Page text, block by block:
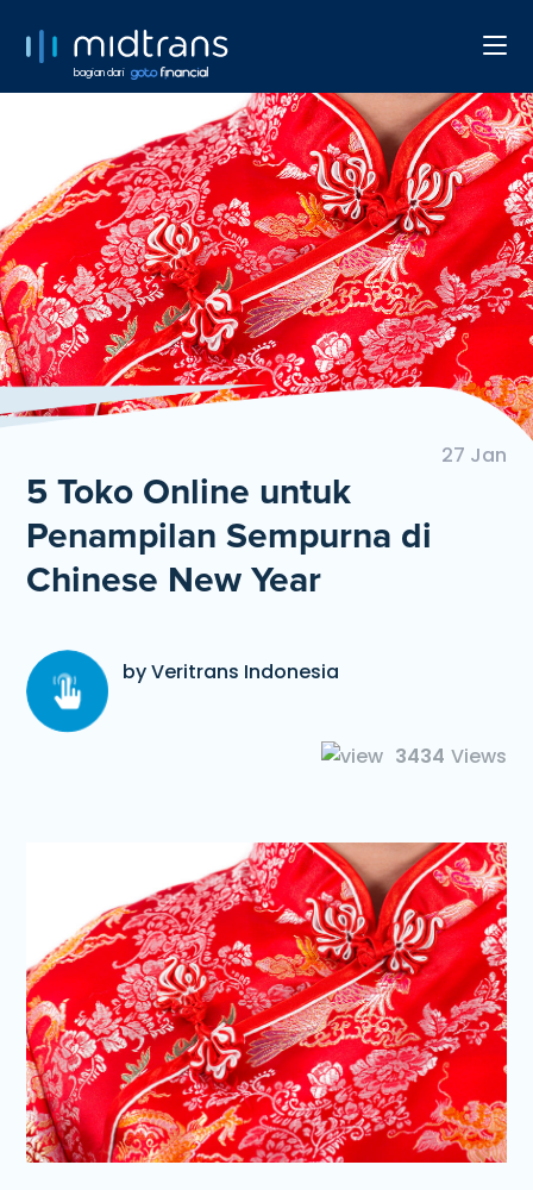
bagian dari
27 Jan
5 Toko Online untuk
Penampilan Sempurna di
Chinese New Year
by Veritrans Indonesia
3434 Views